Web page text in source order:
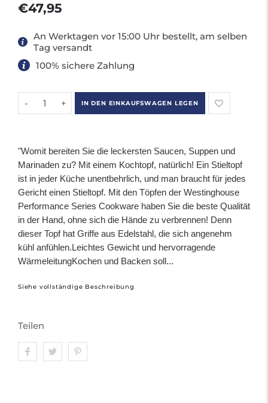
€47,95
An Werktagen vor 15:00 Uhr bestellt, am selben
Tag versandt
100% sichere Zahlung
- +
"Womit bereiten Sie die leckersten Saucen, Suppen und
Marinaden zu? Mit einem Kochtopf, natürlich! Ein Stieltopf
ist in jeder Küche unentbehrlich, und man braucht für jedes
Gericht einen Stieltopf. Mit den Töpfen der Westinghouse
Performance Series Cookware haben Sie die beste Qualität
in der Hand, ohne sich die Hände zu verbrennen! Denn
dieser Topf hat Griffe aus Edelstahl, die sich angenehm
kühl anfühlen.Leichtes Gewicht und hervorragende
WärmeleitungKochen und Backen soll...
Siehe vollständige Beschreibung
Teilen